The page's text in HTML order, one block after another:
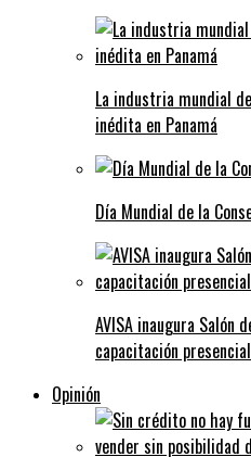
La industria mundial
inédita en Panamá
Día Mundial de la
AVISA inaugura Salón
capacitación
Opinión